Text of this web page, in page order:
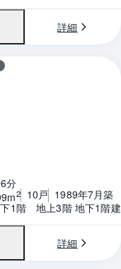
詳細
間取り
分
2 10戸 1989年7月築
1階　地上3階 地下1階建
詳細